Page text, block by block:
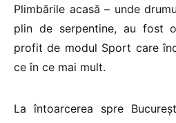
Plimbările acasă – unde
plin de serpentine, au fost
profit de modul Sport care
ce în ce mai mult.
La întoarcerea spre